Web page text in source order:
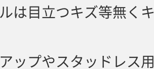
は目立つキズ等無く
ップやスタッドレス